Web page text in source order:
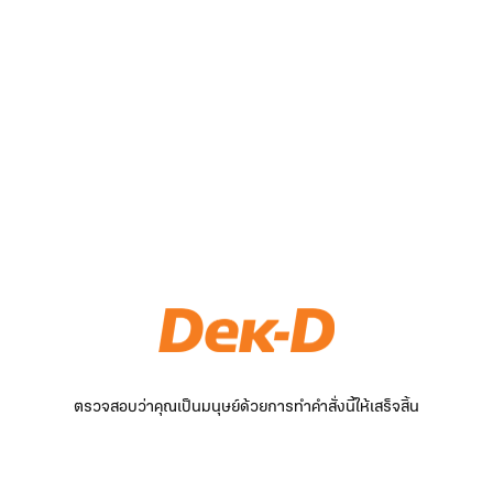
ตรวจสอบว่าคุณเป็นมนุษย์ด้วยการทำคำสั่งนี้ให้เสร็จสิ้น